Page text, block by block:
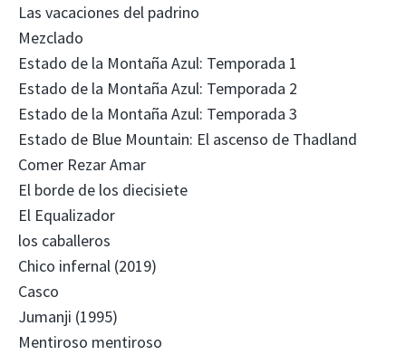
Las vacaciones del padrino
Mezclado
Estado de la Montaña Azul: Temporada 1
Estado de la Montaña Azul: Temporada 2
Estado de la Montaña Azul: Temporada 3
Estado de Blue Mountain: El ascenso de Thadland
Comer Rezar Amar
El borde de los diecisiete
El Equalizador
los caballeros
Chico infernal (2019)
Casco
Jumanji (1995)
Mentiroso mentiroso